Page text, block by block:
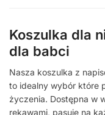
Koszulka dla
dla babci
Nasza koszulka z
to idealny wybór które
życzenia. Dostępna w
rękawami, pasuje na